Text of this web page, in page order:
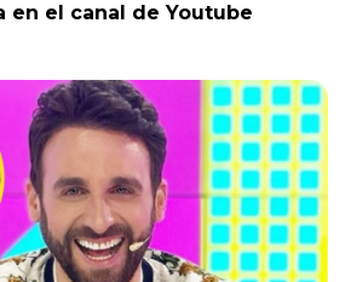
en el canal de Youtube